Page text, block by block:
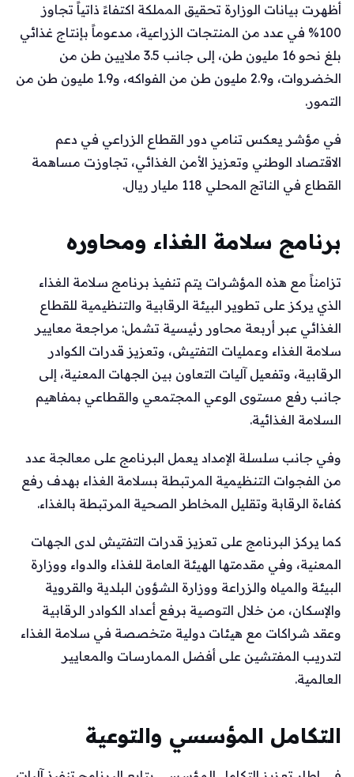
أظهرت بيانات الوزارة تحقيق المملكة اكتفاءً ذاتياً تجاوز
100% في عدد من المنتجات الزراعية، مدعوماً بإنتاج غذائي
بلغ نحو 16 مليون طن، إلى جانب 3.5 ملايين طن من
الخضروات، و2.9 مليون طن من الفواكه، و1.9 مليون طن من
التمور.
في مؤشر يعكس تنامي دور القطاع الزراعي في دعم
الاقتصاد الوطني وتعزيز الأمن الغذائي، تجاوزت مساهمة
القطاع في الناتج المحلي 118 مليار ريال.
برنامج سلامة الغذاء ومحاوره
تزامناً مع هذه المؤشرات يتم تنفيذ برنامج سلامة الغذاء
الذي يركز على تطوير البيئة الرقابية والتنظيمية للقطاع
الغذائي عبر أربعة محاور رئيسية تشمل: مراجعة معايير
سلامة الغذاء وعمليات التفتيش، وتعزيز قدرات الكوادر
الرقابية، وتفعيل آليات التعاون بين الجهات المعنية، إلى
جانب رفع مستوى الوعي المجتمعي والقطاعي بمفاهيم
السلامة الغذائية.
وفي جانب سلسلة الإمداد يعمل البرنامج على معالجة عدد
من الفجوات التنظيمية المرتبطة بسلامة الغذاء بهدف رفع
كفاءة الرقابة وتقليل المخاطر الصحية المرتبطة بالغذاء.
كما يركز البرنامج على تعزيز قدرات التفتيش لدى الجهات
المعنية، وفي مقدمتها الهيئة العامة للغذاء والدواء ووزارة
البيئة والمياه والزراعة ووزارة الشؤون البلدية والقروية
والإسكان، من خلال التوصية برفع أعداد الكوادر الرقابية
وعقد شراكات مع هيئات دولية متخصصة في سلامة الغذاء
لتدريب المفتشين على أفضل الممارسات والمعايير
العالمية.
التكامل المؤسسي والتوعية